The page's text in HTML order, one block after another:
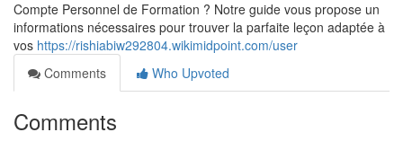
Compte Personnel de Formation ? Notre guide vous propose un
informations nécessaires pour trouver la parfaite leçon adaptée à
vos https://rishiabiw292804.wikimidpoint.com/user
Comments
Who Upvoted
Comments